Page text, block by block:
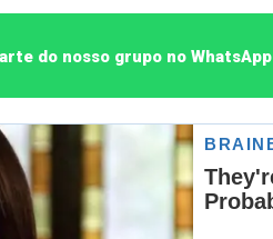
do nosso grupo no WhatsApp